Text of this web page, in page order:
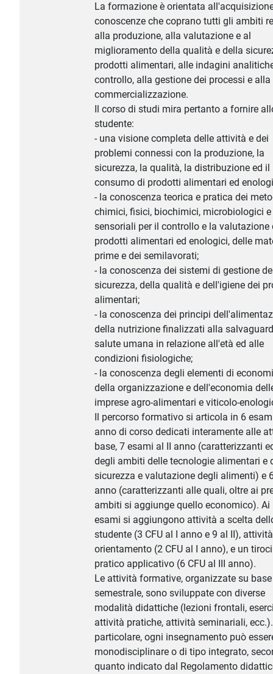
La formazione è orientata
conoscenze che coprano tutti gli ambiti
alla produzione, alla valutazione e al
miglioramento della qualità e della
prodotti alimentari, alle indagini
controllo, alla gestione dei processi e alla
commercializzazione.
Il corso di studi mira pertanto a fornire
studente:
- una visione completa delle attività e dei
problemi connessi con la produzione, la
sicurezza, la qualità, la distribuzione ed il
consumo di prodotti alimentari ed
- la conoscenza teorica e pratica dei
chimici, fisici, biochimici, microbiologici e
sensoriali per il controllo e la valutazione
prodotti alimentari ed enologici, delle
prime e dei semilavorati;
- la conoscenza dei sistemi di gestione
sicurezza, della qualità e dell'igiene dei
alimentari;
- la conoscenza dei principi
della nutrizione finalizzati alla
salute umana in relazione all'età ed alle
condizioni fisiologiche;
- la conoscenza degli elementi di
della organizzazione e dell'economia
imprese agro-alimentari e viticolo-
Il percorso formativo si articola in 6
anno di corso dedicati interamente alle
base, 7 esami al II anno (caratterizzanti
degli ambiti delle tecnologie alimentari e
sicurezza e valutazione degli alimenti) e
anno (caratterizzanti alle quali, oltre ai
ambiti si aggiunge quello economico). Ai
esami si aggiungono attività a scelta
studente (3 CFU al I anno e 9 al II),
orientamento (2 CFU al I anno), e un
pratico applicativo (6 CFU al III anno).
Le attività formative, organizzate su base
semestrale, sono sviluppate con diverse
modalità didattiche (lezioni frontali,
attività pratiche, attività seminariali,
particolare, ogni insegnamento può
monodisciplinare o di tipo integrato,
quanto indicato dal Regolamento